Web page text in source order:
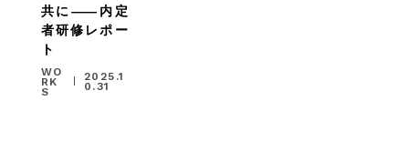
共に――内定
者研修レポー
ト
WO
RK
S
2025.1
0.31